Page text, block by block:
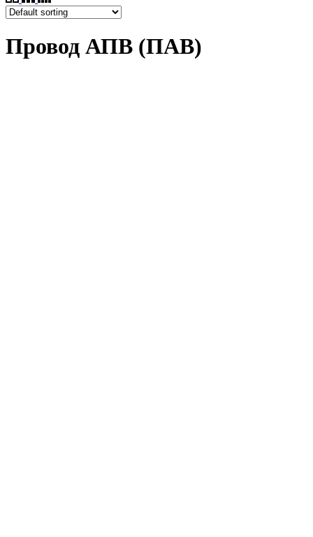
Провод АПВ (ПАВ)